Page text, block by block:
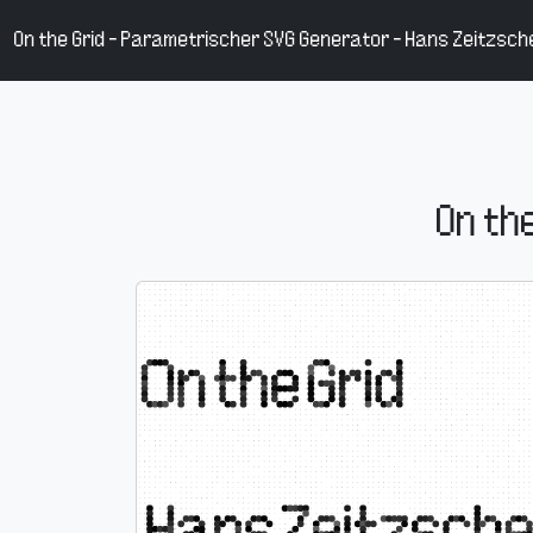
On the Grid – Parametrischer SVG Generator - Hans
On